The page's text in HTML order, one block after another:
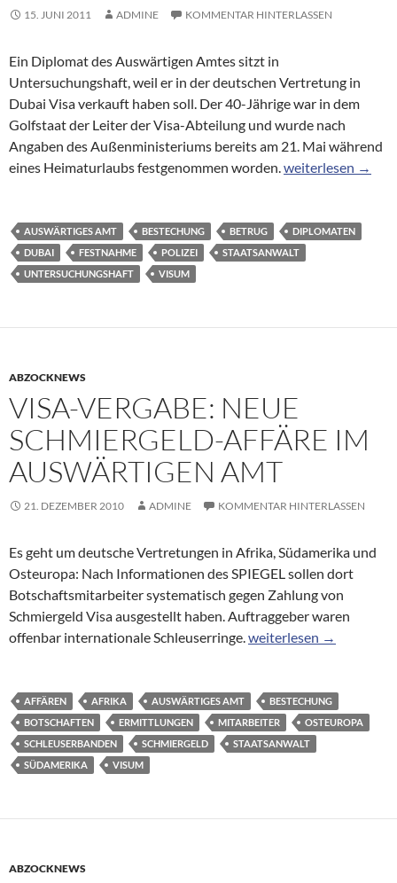
15. JUNI 2011 ADMINE KOMMENTAR HINTERLASSEN
Ein Diplomat des Auswärtigen Amtes sitzt in
Untersuchungshaft, weil er in der deutschen Vertretung in
Dubai Visa verkauft haben soll. Der 40-Jährige war in dem
Golfstaat der Leiter der Visa-Abteilung und wurde nach
Angaben des Außenministeriums bereits am 21. Mai während
eines Heimaturlaubs festgenommen worden.Betrug mit
weiterlesen →
AUSWÄRTIGES AMT BESTECHUNG BETRUG
DIPLOMATEN
DUBAI
FESTNAHME POLIZEI
STAATSANWALT
UNTERSUCHUNGSHAFT
VISUM
ABZOCKNEWS
VISA-VERGABE: NEUE
SCHMIERGELD-AFFÄRE IM
AUSWÄRTIGEN AMT
21. DEZEMBER 2010 ADMINE KOMMENTAR HINTERLASSEN
Es geht um deutsche Vertretungen in Afrika, Südamerika und
Osteuropa: Nach Informationen des SPIEGEL sollen dort
Botschaftsmitarbeiter systematisch gegen Zahlung von
Schmiergeld Visa ausgestellt haben. Auftraggeber waren
offenbar internationale Schleuserringe.Visa-Vergabe: Neue
weiterlesen →
AFFÄREN AFRIKA AUSWÄRTIGES AMT
BESTECHUNG
BOTSCHAFTEN
ERMITTLUNGEN MITARBEITER
OSTEUROPA
SCHLEUSERBANDEN
SCHMIERGELD
STAATSANWALT
SÜDAMERIKA
VISUM
ABZOCKNEWS